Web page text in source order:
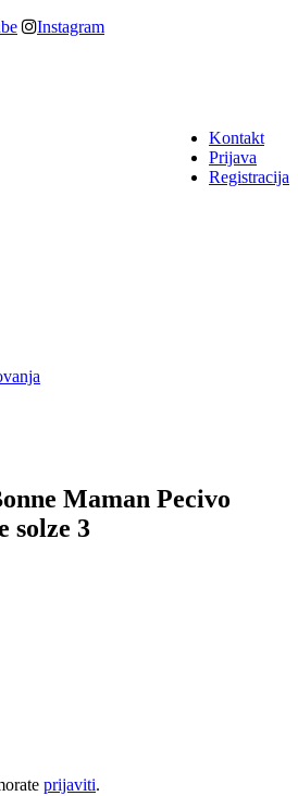
Instagram
Kontakt
Prijava
Registracija
Maman Pecivo
solze 3
prijaviti.